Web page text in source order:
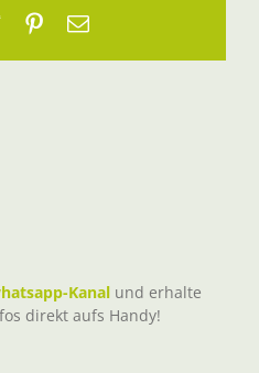
TwitterPinterest
E-
Kanal und erhalte
direkt aufs Handy!